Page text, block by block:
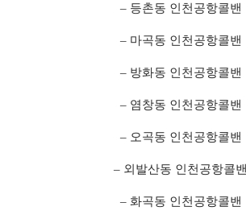
– 등촌동 인천공항콜밴
– 마곡동 인천공항콜밴
– 방화동 인천공항콜밴
– 염창동 인천공항콜밴
– 오곡동 인천공항콜밴
– 외발산동 인천공항콜밴
– 화곡동 인천공항콜밴